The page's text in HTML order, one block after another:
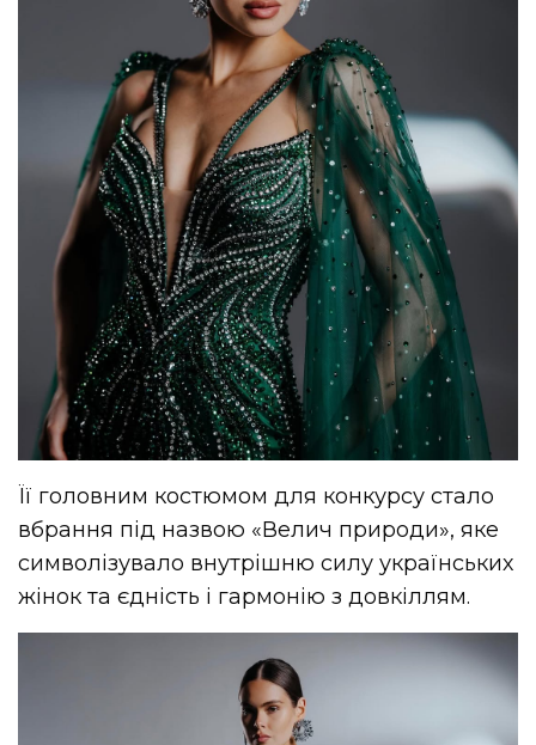
Її головним костюмом для конкурсу стало
вбрання під назвою «Велич природи», яке
символізувало внутрішню силу українських
жінок та єдність і гармонію з довкіллям.